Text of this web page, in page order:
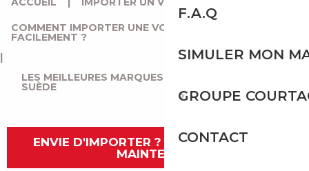
COMMENT IMPORTER UNE VOITURE DE SUÈDE
FACILEMENT ?
|
LES MEILLEURES MARQUES À IMPORTER DEPUIS LA
SUÈDE
ENVIE D'IMPORTER ? CONTACTEZ-NOUS
MAINTENANT
F.A.Q
SIMULER MON
GROUPE
CONTACT